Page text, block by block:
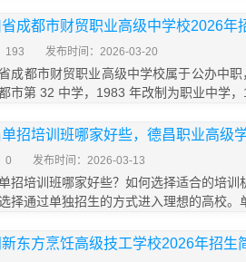
成都市财贸职业高级中学校2026年
193 发布时间：2026-03-20
成都市财贸职业高级中学校属于公办中
市第 32 中学，1983 年改制为职业中学
招培训班哪家好些，德昌职业高级
0 发布时间：2026-03-13
招培训班哪家好些？如何选择适合的培
择通过单独招生的方式进入理想的高校。
东方烹饪高级技工学校2026年招生